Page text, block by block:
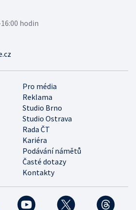
Pro média
Reklama
Studio Brno
Studio Ostrava
Rada ČT
Kariéra
Podávání námětů
Časté dotazy
Kontakty
hodin